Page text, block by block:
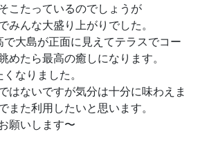
こたっているのでしょうが
みんな大盛り上がりでした。
大島が正面に見えてテラスでコー
めたら最高の癒しになります。
なりました。
はないですが気分は十分に味わえま
また利用したいと思います。
願いします〜